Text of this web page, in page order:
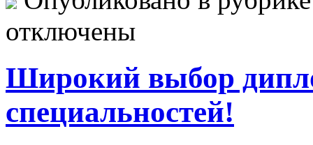
отключены
Широкий выбор
специальностей!